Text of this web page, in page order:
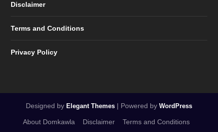
Disclaimer
Terms and Conditions
Privacy Policy
Designed by Elegant Themes | Powered by WordPress
About Domkawla Disclaimer Terms and Conditions